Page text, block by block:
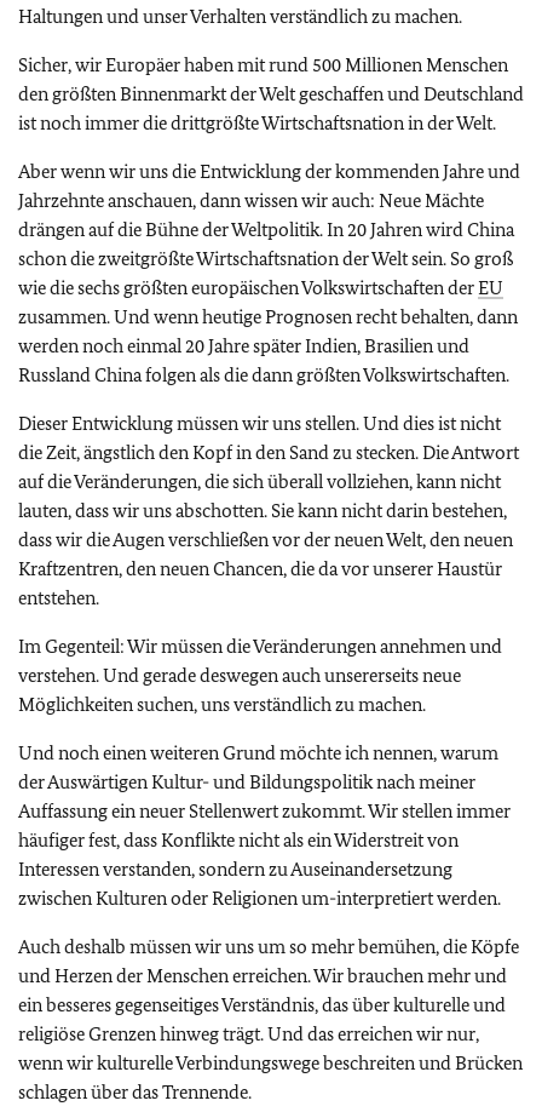
Haltungen und unser Verhalten verständlich zu machen.
Sicher, wir Europäer haben mit rund 500 Millionen Menschen
den größten Binnenmarkt der Welt geschaffen und Deutschland
ist noch immer die drittgrößte Wirtschaftsnation in der Welt.
Aber wenn wir uns die Entwicklung der kommenden Jahre und
Jahrzehnte anschauen, dann wissen wir auch: Neue Mächte
drängen auf die Bühne der Weltpolitik. In 20 Jahren wird China
schon die zweitgrößte Wirtschaftsnation der Welt sein. So groß
wie die sechs größten europäischen Volkswirtschaften derEU
zusammen. Und wenn heutige Prognosen recht behalten, dann
werden noch einmal 20 Jahre später Indien, Brasilien und
Russland China folgen als die dann größten Volkswirtschaften.
Dieser Entwicklung müssen wir uns stellen. Und dies ist nicht
die Zeit, ängstlich den Kopf in den Sand zu stecken. Die Antwort
auf die Veränderungen, die sich überall vollziehen, kann nicht
lauten, dass wir uns abschotten. Sie kann nicht darin bestehen,
dass wir die Augen verschließen vor der neuen Welt, den neuen
Kraftzentren, den neuen Chancen, die da vor unserer Haustür
entstehen.
Im Gegenteil: Wir müssen die Veränderungen annehmen und
verstehen. Und gerade deswegen auch unsererseits neue
Möglichkeiten suchen, uns verständlich zu machen.
Und noch einen weiteren Grund möchte ich nennen, warum
der Auswärtigen Kultur- und Bildungspolitik nach meiner
Auffassung ein neuer Stellenwert zukommt. Wir stellen immer
häufiger fest, dass Konflikte nicht als ein Widerstreit von
Interessen verstanden, sondern zu Auseinandersetzung
zwischen Kulturen oder Religionen um-interpretiert werden.
Auch deshalb müssen wir uns um so mehr bemühen, die Köpfe
und Herzen der Menschen erreichen. Wir brauchen mehr und
ein besseres gegenseitiges Verständnis, das über kulturelle und
religiöse Grenzen hinweg trägt. Und das erreichen wir nur,
wenn wir kulturelle Verbindungswege beschreiten und Brücken
schlagen über das Trennende.